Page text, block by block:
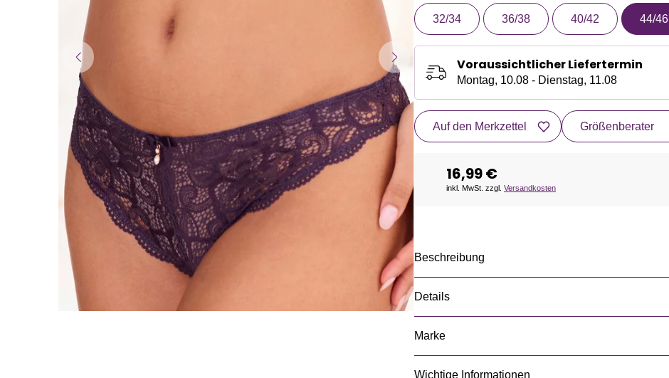
32/34 36/38 40/42 44/46
Voraussichtlicher Liefertermin
Montag, 10.08 - Dienstag, 11.08
Auf den Merkzettel Größenberater
16,99 €
inkl. MwSt. zzgl. Versandkosten
Beschreibung
Details
Marke
Wichtige Informationen